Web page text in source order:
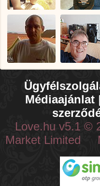
Médiaajánlat|
Love.hu v5.1 ©
Market Limited